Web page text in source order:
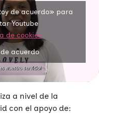
de acuerdo» para
Youtube
de cookies
de acuerdo
a nivel de la
con el apoyo de: